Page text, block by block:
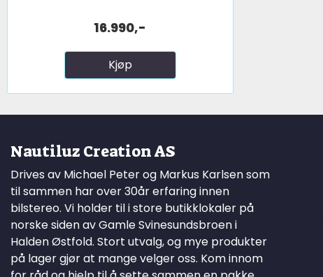
16.990,-
Kjøp
Nautiluz Creation AS
Drives av Michael Peter og Markus Karlsen som
til sammen har over 30år erfaring innen
bilstereo. Vi holder til i store butikklokaler på
norske siden av Gamle Svinesundsbroen i
Halden Østfold. Stort utvalg, og mye produkter
på lager gjør at mange velger oss. Kom innom